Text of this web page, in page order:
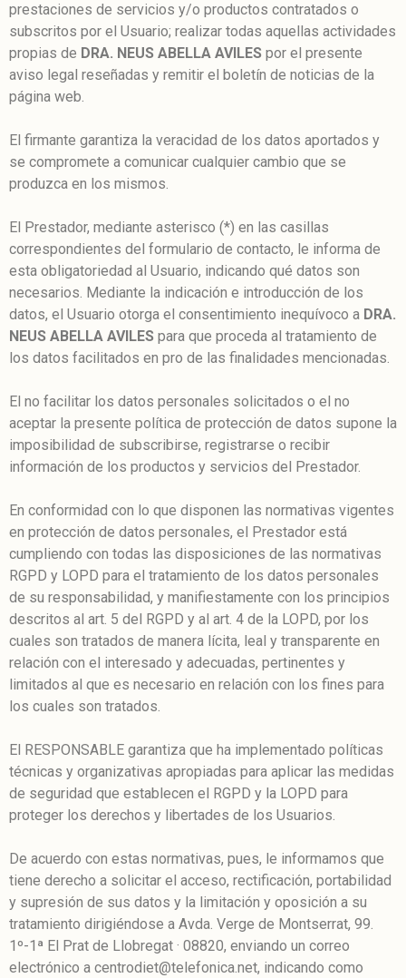
prestaciones de servicios y/o productos contratados o
subscritos por el Usuario; realizar todas aquellas actividades
propias de DRA. NEUS ABELLA AVILES por el presente
aviso legal reseñadas y remitir el boletín de noticias de la
página web.
El firmante garantiza la veracidad de los datos aportados y
se compromete a comunicar cualquier cambio que se
produzca en los mismos.
El Prestador, mediante asterisco (*) en las casillas
correspondientes del formulario de contacto, le informa de
esta obligatoriedad al Usuario, indicando qué datos son
necesarios. Mediante la indicación e introducción de los
datos, el Usuario otorga el consentimiento inequívoco a DRA.
NEUS ABELLA AVILES para que proceda al tratamiento de
los datos facilitados en pro de las finalidades mencionadas.
El no facilitar los datos personales solicitados o el no
aceptar la presente política de protección de datos supone la
imposibilidad de subscribirse, registrarse o recibir
información de los productos y servicios del Prestador.
En conformidad con lo que disponen las normativas vigentes
en protección de datos personales, el Prestador está
cumpliendo con todas las disposiciones de las normativas
RGPD y LOPD para el tratamiento de los datos personales
de su responsabilidad, y manifiestamente con los principios
descritos al art. 5 del RGPD y al art. 4 de la LOPD, por los
cuales son tratados de manera lícita, leal y transparente en
relación con el interesado y adecuadas, pertinentes y
limitados al que es necesario en relación con los fines para
los cuales son tratados.
El RESPONSABLE garantiza que ha implementado políticas
técnicas y organizativas apropiadas para aplicar las medidas
de seguridad que establecen el RGPD y la LOPD para
proteger los derechos y libertades de los Usuarios.
De acuerdo con estas normativas, pues, le informamos que
tiene derecho a solicitar el acceso, rectificación, portabilidad
y supresión de sus datos y la limitación y oposición a su
tratamiento dirigiéndose a Avda. Verge de Montserrat, 99.
1º-1ª El Prat de Llobregat · 08820, enviando un correo
electrónico a centrodiet@telefonica.net, indicando como